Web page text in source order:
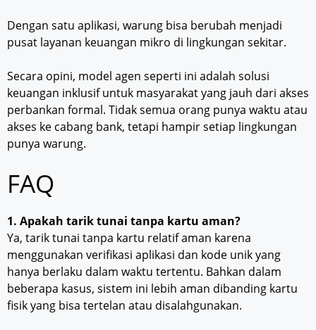
Dengan satu aplikasi, warung bisa berubah menjadi
pusat layanan keuangan mikro di lingkungan sekitar.
Secara opini, model agen seperti ini adalah solusi
keuangan inklusif untuk masyarakat yang jauh dari akses
perbankan formal. Tidak semua orang punya waktu atau
akses ke cabang bank, tetapi hampir setiap lingkungan
punya warung.
FAQ
1. Apakah tarik tunai tanpa kartu aman?
Ya, tarik tunai tanpa kartu relatif aman karena
menggunakan verifikasi aplikasi dan kode unik yang
hanya berlaku dalam waktu tertentu. Bahkan dalam
beberapa kasus, sistem ini lebih aman dibanding kartu
fisik yang bisa tertelan atau disalahgunakan.